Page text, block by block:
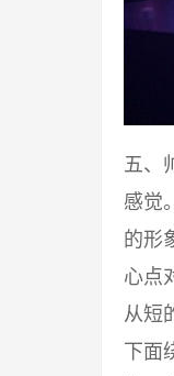
五、
感觉
的形
心点
从短
下